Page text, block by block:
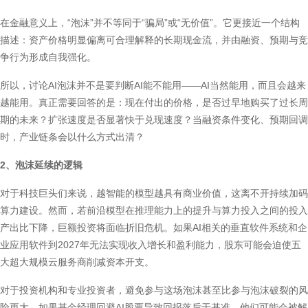
在金融意义上，“泡沫”并不等同于“骗局”或“无价值”。它更接近一个结构
描述：资产价格明显偏离可合理解释的长期现金流，并由融资、预期与竞
争行为形成自我强化。
所以，讨论AI泡沫并不是要判断AI能不能用——AI当然能用，而且会越来
越能用。真正需要回答的是：现在付出的价格，是否过早地购买了过长周
期的未来？扩张速度是否显著快于兑现速度？当融资条件变化、预期回调
时，产业链条会以什么方式出清？
2、泡沫延续的逻辑
对于科技巨头们来说，越智能的模型越具有商业价值，这离不开持续加码
算力建设。然而，若前沿模型在推理能力上的提升与算力投入之间的投入
产出比下降，巨额投资将面临折旧危机。如果AI相关的垂直软件系统和企
业应用软件到2027年无法实现收入增长和盈利能力，股东可能会迫使五
大超大规模云服务商削减资本开支。
对于投资机构和专业投资者，避免参与这场泡沫甚至比参与泡沫破裂的风